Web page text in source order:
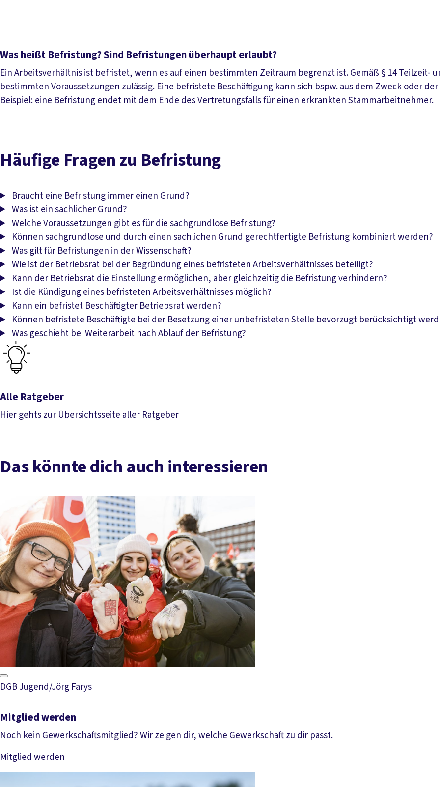
Was heißt Befristung? Sind Befristungen überhaupt erlaubt?
Ein Arbeitsverhältnis ist befristet, wenn es auf einen bestimmten Zeitraum begrenzt ist. Gemäß § 14 Teilzeit-
bestimmten Voraussetzungen zulässig. Eine befristete Beschäftigung kann sich bspw. aus dem Zweck oder
Beispiel: eine Befristung endet mit dem Ende des Vertretungsfalls für einen erkrankten Stammarbeitnehmer.
Häufige Fragen zu Befristung
Braucht eine Befristung immer einen Grund?
Was ist ein sachlicher Grund?
Welche Voraussetzungen gibt es für die sachgrundlose Befristung?
Können sachgrundlose und durch einen sachlichen Grund gerechtfertigte Befristung kombiniert werden?
Was gilt für Befristungen in der Wissenschaft?
Wie ist der Betriebsrat bei der Begründung eines befristeten Arbeitsverhältnisses beteiligt?
Kann der Betriebsrat die Einstellung ermöglichen, aber gleichzeitig die Befristung verhindern?
Ist die Kündigung eines befristeten Arbeitsverhältnisses möglich?
Kann ein befristet Beschäftigter Betriebsrat werden?
Können befristete Beschäftigte bei der Besetzung einer unbefristeten Stelle bevorzugt berücksichtigt
Was geschieht bei Weiterarbeit nach Ablauf der Befristung?
Alle Ratgeber
Hier gehts zur Übersichtsseite aller Ratgeber
Das könnte dich auch interessieren
DGB Jugend/Jörg Farys
Mitglied werden
Noch kein Gewerkschaftsmitglied? Wir zeigen dir, welche Gewerkschaft zu dir passt.
Mitglied werden